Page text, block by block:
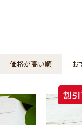
価格が高い順 お